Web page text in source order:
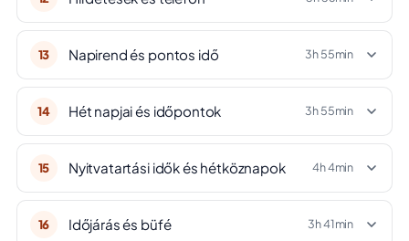
13 Napirend és pontos idő 3h 55min
14 Hét napjai és időpontok 3h 55min
15 Nyitvatartási idők és hétköznapok 4h 4min
16 Időjárás és büfé 3h 41min